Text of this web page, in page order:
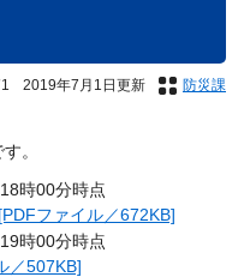
2019年7月1日更新 防災課
。
時00分時点
ファイル／672KB]
時00分時点
／507KB]